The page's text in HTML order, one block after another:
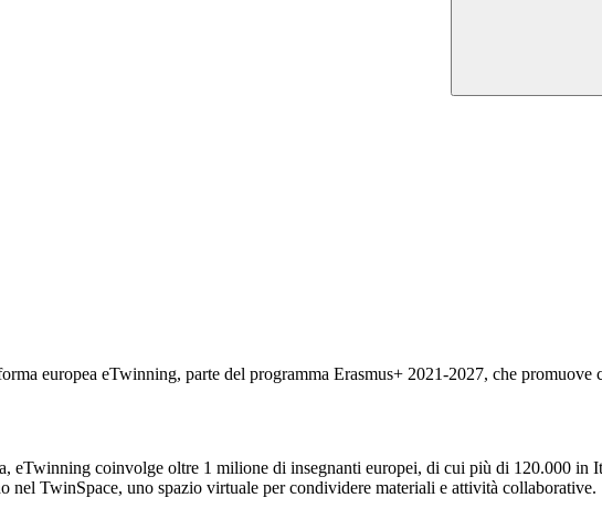
europea eTwinning, parte del programma Erasmus+ 2021-2027, che promuove
eTwinning coinvolge oltre 1 milione di insegnanti europei, di cui più di 120.000 in
nel TwinSpace, uno spazio virtuale per condividere materiali e attività collaborative.